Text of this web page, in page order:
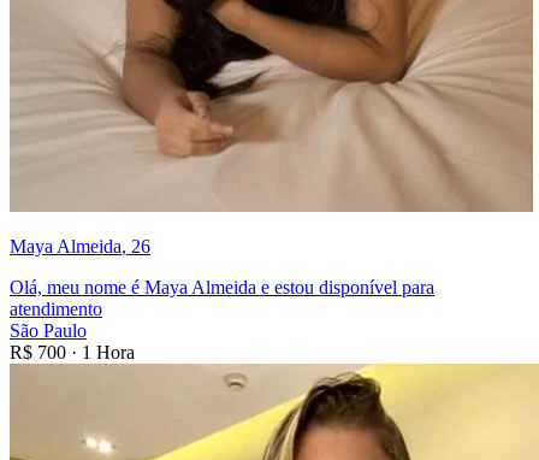
Maya Almeida, 26
Olá, meu nome é Maya Almeida e estou disponível para
atendimento
São Paulo
R$ 700 · 1 Hora